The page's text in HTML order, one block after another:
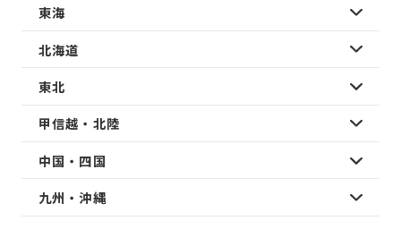
東海
北海道
東北
甲信越・北陸
中国・四国
九州・沖縄